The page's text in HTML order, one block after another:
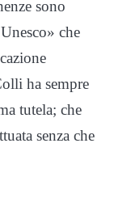
sono
che
ha sempre
tutela; che
senza che